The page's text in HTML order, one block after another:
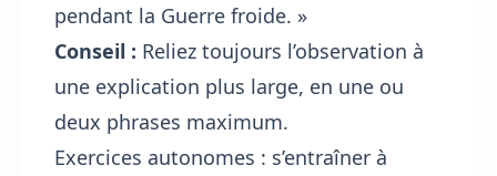
pendant la Guerre froide. »
Conseil : Reliez toujours l’observation à
une explication plus large, en une ou
deux phrases maximum.
Exercices autonomes : s’entraîner à